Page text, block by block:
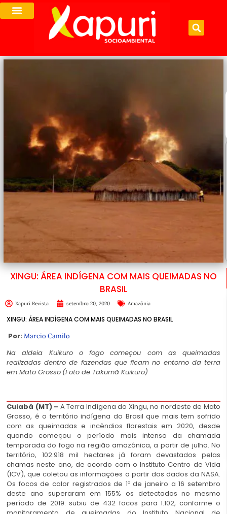
XINGU: ÁREA INDÍGENA COM MAIS QUEIMADAS NO
BRASIL
Xapuri Revista setembro 20, 2020 Amazônia
XINGU: ÁREA INDÍGENA COM MAIS QUEIMADAS NO BRASIL
Por: Marcio Camilo
Na aldeia Kuikuro o fogo começou com as queimadas
realizadas dentro de fazendas que ficam no entorno da terra
em Mato Grosso (Foto de Takumã Kuikuro)
Cuiabá (MT) – A Terra Indígena do Xingu, no nordeste de Mato
Grosso, é o território indígena do Brasil que mais tem sofrido
com as queimadas e incêndios florestais em 2020, desde
quando começou o período mais intenso da chamada
temporada do fogo na região amazônica, a partir de julho. No
território, 102.918 mil hectares já foram devastados pelas
chamas neste ano, de acordo com o Instituto Centro de Vida
(ICV), que coletou as informações a partir dos dados da NASA.
Os focos de calor registrados de 1º de janeiro a 16 setembro
deste ano superaram em 155% os detectados no mesmo
período de 2019: subiu de 432 focos para 1.102, conforme o